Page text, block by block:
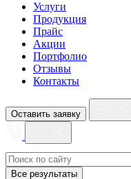
Услуги
Продукция
Прайс
Акции
Портфолио
Отзывы
Контакты
Оставить заявку
Все результаты